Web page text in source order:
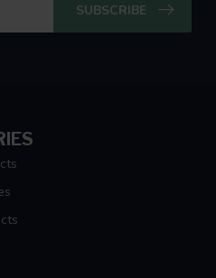
SUBSCRIBE